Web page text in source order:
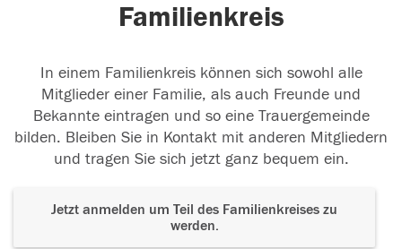
Familienkreis
In einem Familienkreis können sich sowohl alle
Mitglieder einer Familie, als auch Freunde und
Bekannte eintragen und so eine Trauergemeinde
bilden. Bleiben Sie in Kontakt mit anderen Mitgliedern
und tragen Sie sich jetzt ganz bequem ein.
Jetzt anmelden um Teil des Familienkreises zu
werden.